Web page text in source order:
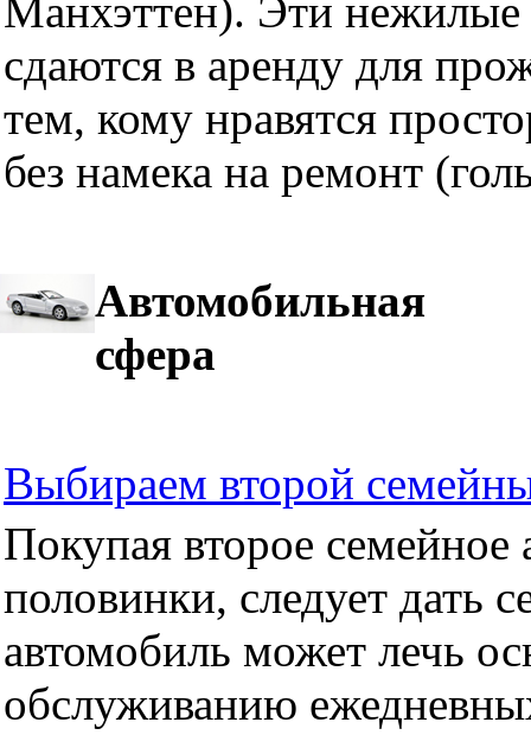
Манхэттен). Эти нежилые
сдаются в аренду для
тем, кому нравятся
без намека на ремонт
Автомобильная
сфера
Выбираем второй
Покупая второе семейное
половинки, следует дать
автомобиль может лечь
обслуживанию